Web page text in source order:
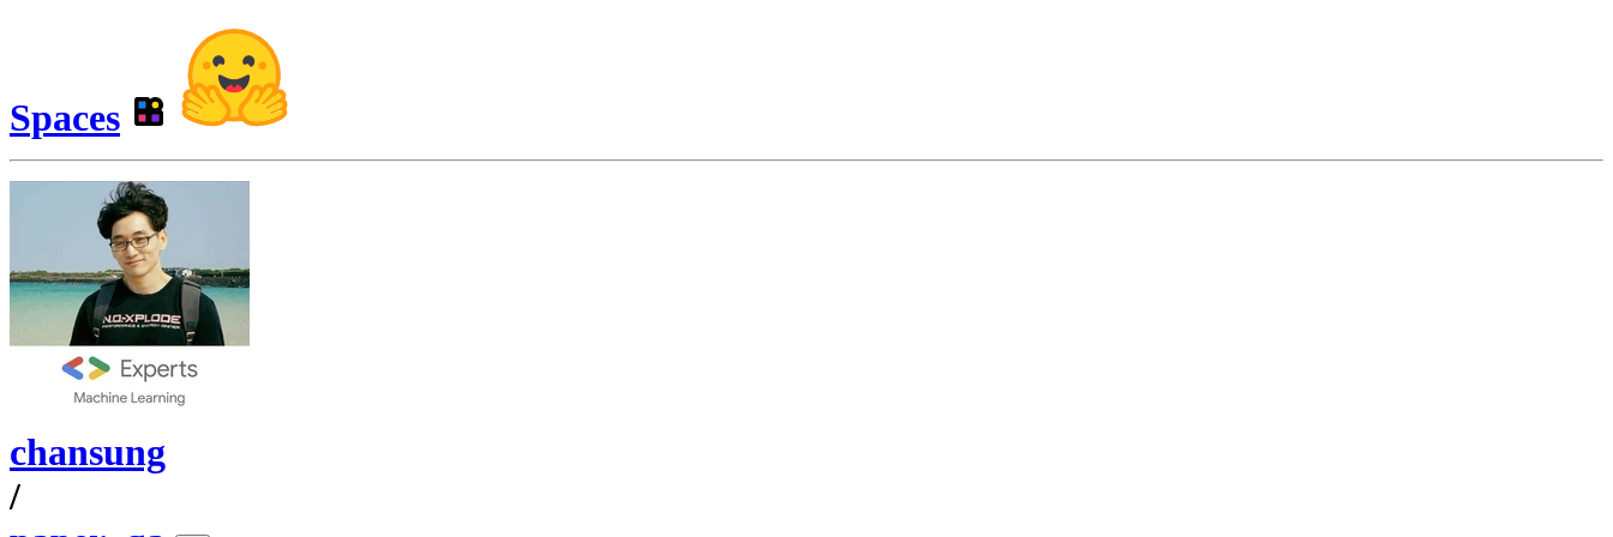
Spaces
chansung
/